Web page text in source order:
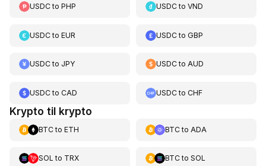
USDCto PHP USDCtoVND
USDCto EUR USDCtoGBP
USDCto JPY USDCtoAUD
USDCto CAD USDCtoCHF
Krypto til krypto
BTCto ETH BTCto ADA
SOL to TRX BTCto SOL